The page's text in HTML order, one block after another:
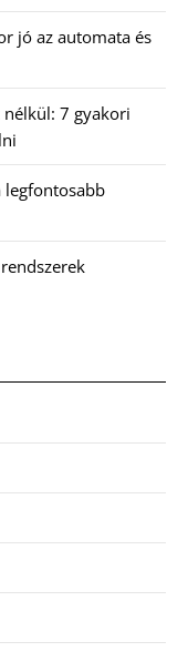
jó az automata és
nélkül: 7 gyakori
legfontosabb